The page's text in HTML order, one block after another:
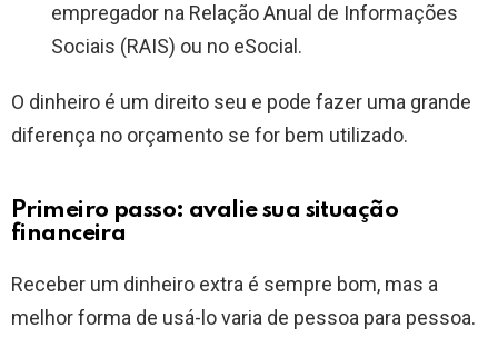
empregador na Relação Anual de Informações
Sociais (RAIS) ou no eSocial.
O dinheiro é um direito seu e pode fazer uma grande
diferença no orçamento se for bem utilizado.
Primeiro passo: avalie sua situação
financeira
Receber um dinheiro extra é sempre bom, mas a
melhor forma de usá-lo varia de pessoa para pessoa.